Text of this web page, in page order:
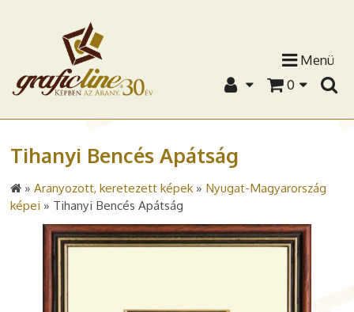
Menü
0
Tihanyi Bencés Apátság
» Aranyozott, keretezett képek» Nyugat-Magyarország
képei » Tihanyi Bencés Apátság